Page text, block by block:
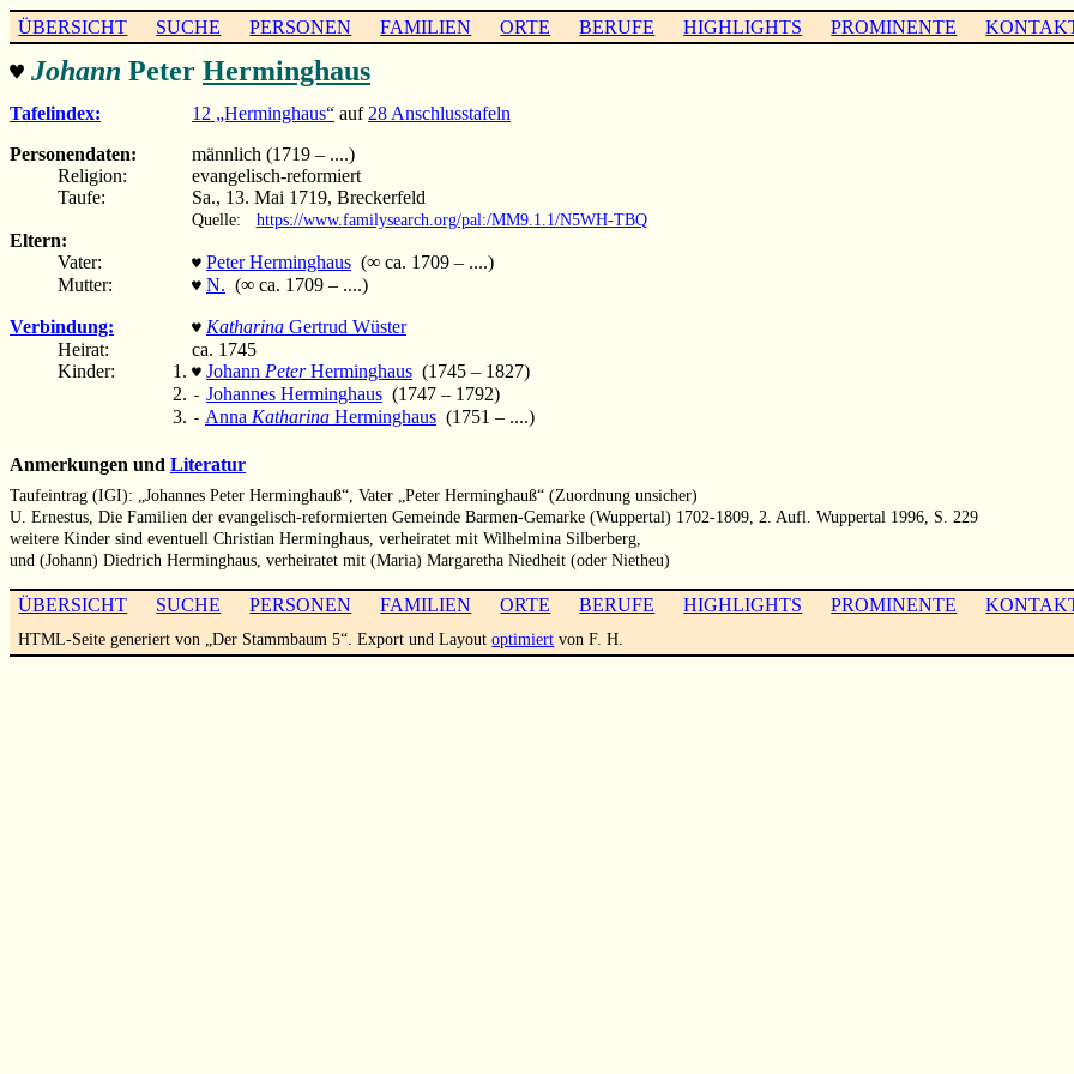
ÜBERSICHT SUCHE PERSONEN FAMILIEN ORTE BERUFE HIGHLIGHTS PROMINENTE
♥ Johann Peter Herminghaus
Tafelindex: 12 „Herminghaus“ auf 28 Anschlusstafeln
Personendaten:
männlich (1719 – ....)
Religion:
evangelisch-reformiert
Taufe:
Sa., 13. Mai 1719, Breckerfeld
Quelle: https://www.familysearch.org/pal:/MM9.1.1/N5WH-TBQ
Eltern:
Vater:
♥ Peter Herminghaus (∞ ca. 1709 – ....)
Mutter:
♥ N. (∞ ca. 1709 – ....)
Verbindung: ♥ Katharina Gertrud Wüster
Heirat:
ca. 1745
Kinder:
♥ Johann PeterHerminghaus (1745 – 1827)
- Johannes Herminghaus (1747 – 1792)
- Anna Katharina Herminghaus (1751 – ....)
Anmerkungen und Literatur
Taufeintrag (IGI): „Johannes Peter Herminghauß“, Vater „Peter Herminghauß“ (Zuordnung unsicher)
U. Ernestus, Die Familien der evangelisch-reformierten Gemeinde Barmen-Gemarke (Wuppertal) 1702-1809, 2. Aufl. Wuppertal 1996, S. 229
weitere Kinder sind eventuell Christian Herminghaus, verheiratet mit Wilhelmina Silberberg,
und (Johann) Diedrich Herminghaus, verheiratet mit (Maria) Margaretha Niedheit (oder Nietheu)
ÜBERSICHT SUCHE PERSONEN FAMILIEN ORTE BERUFE HIGHLIGHTS PROMINENTE
HTML-Seite generiert von „Der Stammbaum 5“. Export und Layoutoptimiert von F. H.